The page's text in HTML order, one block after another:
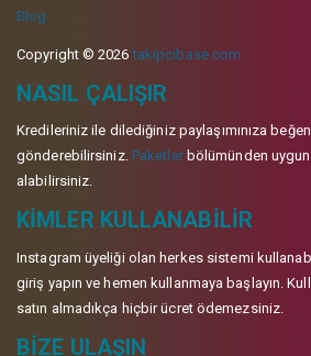
Blog
Copyright © 2026takipcibase.com
NASIL ÇALIŞIR
Kredileriniz ile dilediğiniz paylaşımınıza
gönderebilirsiniz. Paketlerbölümünden
alabilirsiniz.
KIMLER KULLANABILIR
Instagram üyeliği olan herkes sistemi
giriş yapın ve hemen kullanmaya başlayın.
satın almadıkça hiçbir ücret ödemezsiniz.
BIZE ULAŞIN